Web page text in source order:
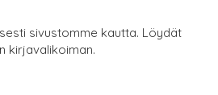
sivustomme kautta. Löydät
kirjavalikoiman.